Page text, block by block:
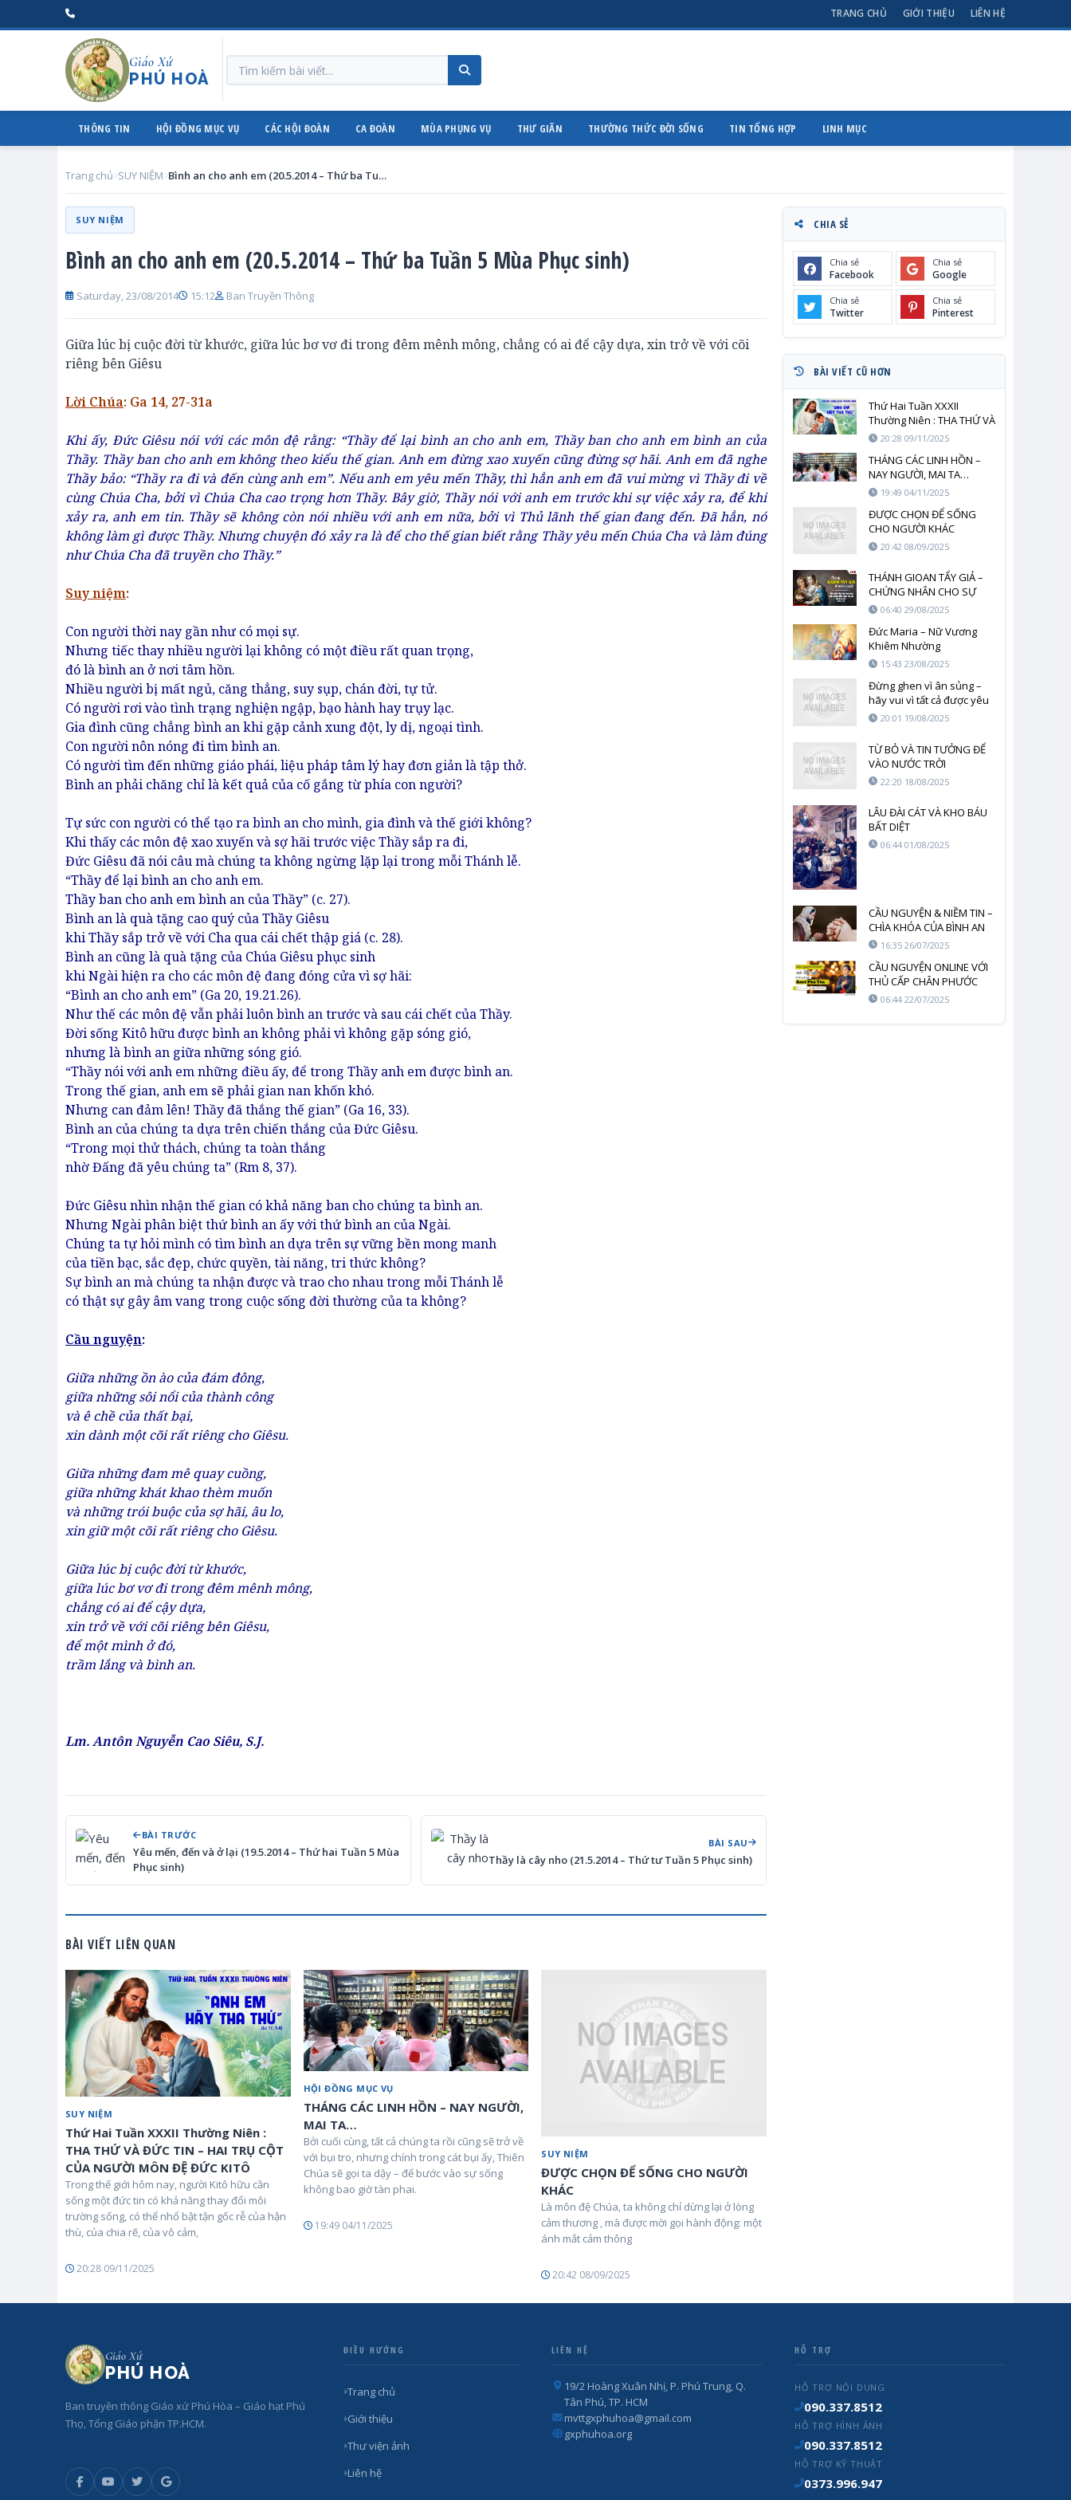
TRANG CHỦ GIỚI THIỆU LIÊN HỆ
Giáo Xứ
PHÚ HOÀ
THÔNG TIN HỘI ĐỒNG MỤC VỤ CÁC HỘI ĐOÀN CA ĐOÀN MÙA PHỤNG VỤ THƯ GIÃN THƯỜNG THỨC ĐỜI SỐNG TIN TỔNG HỢP LINH MỤC
Trang chủ SUY NIỆM Bình an cho anh em (20.5.2014 – Thứ ba Tuần 5 Mùa Phục sinh)
SUY NIỆM
Bình an cho anh em (20.5.2014 – Thứ ba Tuần 5 Mùa Phục sinh)
Saturday, 23/08/2014 15:12 Ban Truyền Thông
Giữa lúc bị cuộc đời từ khước, giữa lúc bơ vơ đi trong đêm mênh mông, chẳng có ai để cậy dựa, xin trở về với cõi
riêng bên Giêsu
Lời Chúa: Ga 14, 27-31a
Khi ấy, Đức Giêsu nói với các môn đệ rằng: “Thầy để lại bình an cho anh em, Thầy ban cho anh em bình an của
Thầy. Thầy ban cho anh em không theo kiểu thế gian. Anh em đừng xao xuyến cũng đừng sợ hãi. Anh em đã nghe
Thầy bảo: “Thầy ra đi và đến cùng anh em”. Nếu anh em yêu mến Thầy, thì hẳn anh em đã vui mừng vì Thầy đi về
cùng Chúa Cha, bởi vì Chúa Cha cao trọng hơn Thầy. Bây giờ, Thầy nói với anh em trước khi sự việc xảy ra, để khi
xảy ra, anh em tin. Thầy sẽ không còn nói nhiều với anh em nữa, bởi vì Thủ lãnh thế gian đang đến. Đã hẳn, nó
không làm gì được Thầy. Nhưng chuyện đó xảy ra là để cho thế gian biết rằng Thầy yêu mến Chúa Cha và làm đúng
như Chúa Cha đã truyền cho Thầy.”
Suy niệm:
Con người thời nay gần như có mọi sự.
Nhưng tiếc thay nhiều người lại không có một điều rất quan trọng,
đó là bình an ở nơi tâm hồn.
Nhiều người bị mất ngủ, căng thẳng, suy sụp, chán đời, tự tử.
Có người rơi vào tình trạng nghiện ngập, bạo hành hay trụy lạc.
Gia đình cũng chẳng bình an khi gặp cảnh xung đột, ly dị, ngoại tình.
Con người nôn nóng đi tìm bình an.
Có người tìm đến những giáo phái, liệu pháp tâm lý hay đơn giản là tập thở.
Bình an phải chăng chỉ là kết quả của cố gắng từ phía con người?
Tự sức con người có thể tạo ra bình an cho mình, gia đình và thế giới không?
Khi thấy các môn đệ xao xuyến và sợ hãi trước việc Thầy sắp ra đi,
Đức Giêsu đã nói câu mà chúng ta không ngừng lặp lại trong mỗi Thánh lễ.
“Thầy để lại bình an cho anh em.
Thầy ban cho anh em bình an của Thầy” (c. 27).
Bình an là quà tặng cao quý của Thầy Giêsu
khi Thầy sắp trở về với Cha qua cái chết thập giá (c. 28).
Bình an cũng là quà tặng của Chúa Giêsu phục sinh
khi Ngài hiện ra cho các môn đệ đang đóng cửa vì sợ hãi:
“Bình an cho anh em” (Ga 20, 19.21.26).
Như thế các môn đệ vẫn phải luôn bình an trước và sau cái chết của Thầy.
Đời sống Kitô hữu được bình an không phải vì không gặp sóng gió,
nhưng là bình an giữa những sóng gió.
“Thầy nói với anh em những điều ấy, để trong Thầy anh em được bình an.
Trong thế gian, anh em sẽ phải gian nan khốn khó.
Nhưng can đảm lên! Thầy đã thắng thế gian” (Ga 16, 33).
Bình an của chúng ta dựa trên chiến thắng của Đức Giêsu.
“Trong mọi thử thách, chúng ta toàn thắng
nhờ Đấng đã yêu chúng ta” (Rm 8, 37).
Đức Giêsu nhìn nhận thế gian có khả năng ban cho chúng ta bình an.
Nhưng Ngài phân biệt thứ bình an ấy với thứ bình an của Ngài.
Chúng ta tự hỏi mình có tìm bình an dựa trên sự vững bền mong manh
của tiền bạc, sắc đẹp, chức quyền, tài năng, tri thức không?
Sự bình an mà chúng ta nhận được và trao cho nhau trong mỗi Thánh lễ
có thật sự gây âm vang trong cuộc sống đời thường của ta không?
Cầu nguyện:
Giữa những ồn ào của đám đông,
giữa những sôi nổi của thành công
và ê chề của thất bại,
xin dành một cõi rất riêng cho Giêsu.
Giữa những đam mê quay cuồng,
giữa những khát khao thèm muốn
và những trói buộc của sợ hãi, âu lo,
xin giữ một cõi rất riêng cho Giêsu.
Giữa lúc bị cuộc đời từ khước,
giữa lúc bơ vơ đi trong đêm mênh mông,
chẳng có ai để cậy dựa,
xin trở về với cõi riêng bên Giêsu,
để một mình ở đó,
trầm lắng và bình an.
Lm. Antôn Nguyễn Cao Siêu, S.J.
BÀI TRƯỚC
Yêu mến, đến và ở lại (19.5.2014 – Thứ hai Tuần 5 Mùa
Phục sinh)
BÀI SAU
Thầy là cây nho (21.5.2014 – Thứ tư Tuần 5 Phục sinh)
BÀI VIẾT LIÊN QUAN
SUY NIỆM
Thứ Hai Tuần XXXII Thường Niên :
THA THỨ VÀ ĐỨC TIN – HAI TRỤ CỘT
CỦA NGƯỜI MÔN ĐỆ ĐỨC KITÔ
Trong thế giới hôm nay, người Kitô hữu cần
sống một đức tin có khả năng thay đổi môi
trường sống, có thể nhổ bật tận gốc rễ của hận
thù, của chia rẽ, của vô cảm,
20:28 09/11/2025
HỘI ĐỒNG MỤC VỤ
THÁNG CÁC LINH HỒN – NAY NGƯỜI,
MAI TA…
Bởi cuối cùng, tất cả chúng ta rồi cũng sẽ trở về
với bụi tro, nhưng chính trong cát bụi ấy, Thiên
Chúa sẽ gọi ta dậy – để bước vào sự sống
không bao giờ tàn phai.
19:49 04/11/2025
SUY NIỆM
ĐƯỢC CHỌN ĐỂ SỐNG CHO NGƯỜI
KHÁC
Là môn đệ Chúa, ta không chỉ dừng lại ở lòng
cảm thương , mà được mời gọi hành động: một
ánh mắt cảm thông
20:42 08/09/2025
CHIA SẺ
Chia sẻ
Facebook
Chia sẻ
Google
Chia sẻ
Twitter
Chia sẻ
Pinterest
BÀI VIẾT CŨ HƠN
Thứ Hai Tuần XXXII
Thường Niên : THA THỨ VÀ
ĐỨC TIN – HAI TRỤ CỘT
KITÔ
20:28 09/11/2025
THÁNG CÁC LINH HỒN –
NAY NGƯỜI, MAI TA…
19:49 04/11/2025
ĐƯỢC CHỌN ĐỂ SỐNG
CHO NGƯỜI KHÁC
20:42 08/09/2025
THÁNH GIOAN TẨY GIẢ –
CHỨNG NHÂN CHO SỰ
THẬT06:40 29/08/2025
Đức Maria – Nữ Vương
Khiêm Nhường
15:43 23/08/2025
Đừng ghen vì ân sủng –
hãy vui vì tất cả được yêu
20:01 19/08/2025
TỪ BỎ VÀ TIN TƯỞNG ĐỂ
VÀO NƯỚC TRỜI
22:20 18/08/2025
LÂU ĐÀI CÁT VÀ KHO BÁU
BẤT DIỆT
06:44 01/08/2025
CẦU NGUYỆN & NIỀM TIN –
CHÌA KHÓA CỦA BÌNH AN
NỘI TÂM
16:35 26/07/2025
CẦU NGUYỆN ONLINE VỚI
THỦ CẤP CHÂN PHƯỚC
ANRÊ PHÚ YÊN
06:44 22/07/2025
Giáo Xứ
PHÚ HOÀ
Ban truyền thông Giáo xứ Phú Hòa – Giáo hạt Phú
Thọ, Tổng Giáo phận TP.HCM.
ĐIỀU HƯỚNG
Trang chủ
Giới thiệu
Thư viện ảnh
Liên hệ
LIÊN HỆ
19/2 Hoàng Xuân Nhị, P. Phú Trung, Q.
Tân Phú, TP. HCM
mvttgxphuhoa@gmail.com
gxphuhoa.org
HỖ TRỢ
HỖ TRỢ NỘI DUNG
090.337.8512
HỖ TRỢ HÌNH ẢNH
090.337.8512
HỖ TRỢ KỸ THUẬT
0373.996.947